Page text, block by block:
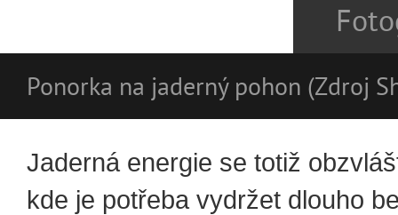
Ponorka na jaderný pohon (Zdroj
Jaderná energie se totiž
kde je potřeba vydržet dlouho